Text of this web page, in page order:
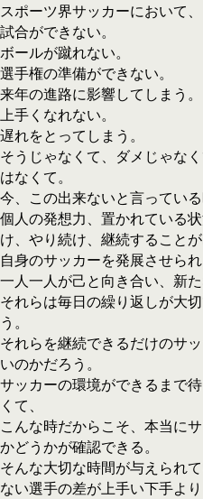
スポーツ界サッカーにおいて
試合ができない。
ボールが蹴れない。
選手権の準備ができない。
来年の進路に影響してしまう。
上手くなれない。
遅れをとってしまう。
そうじゃなくて、ダメじゃな
はなくて。
今、この出来ないと言ってい
個人の発想力、置かれている
け、やり続け、継続することが
自身のサッカーを発展させられ
一人一人が己と向き合い、新た
それらは毎日の繰り返しが大
う。
それらを継続できるだけのサ
いのかだろう。
サッカーの環境ができるまで
くて、
こんな時だからこそ、本当に
かどうかが確認できる。
そんな大切な時間が与えられ
ない選手の差が上手い下手より